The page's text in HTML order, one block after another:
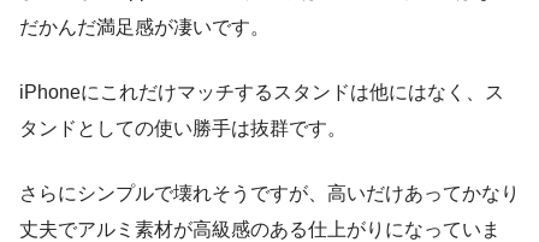
だかんだ満足感が凄いです。
iPhoneにこれだけマッチするスタンドは他にはなく、ス
タンドとしての使い勝手は抜群です。
さらにシンプルで壊れそうですが、高いだけあってかなり
丈夫でアルミ素材が高級感のある仕上がりになっていま